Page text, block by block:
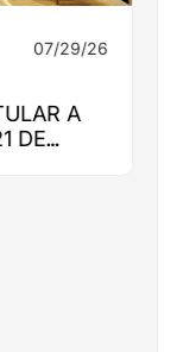
UN
EN